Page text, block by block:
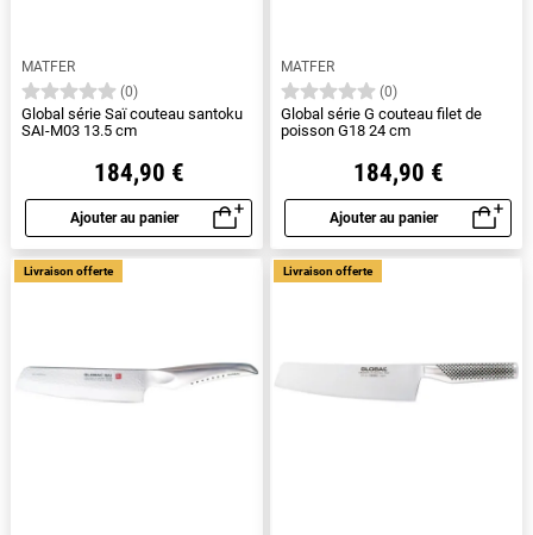
MATFER
(0)
Global série Saï couteau santoku
SAI-M03 13.5 cm
184,90 €
Ajouter au panier
Aperçu rapide
MATFER
(0)
Global série G couteau filet de
poisson G18 24 cm
184,90 €
Ajouter au panier
Aperçu rapide
Livraison offerte Livraison offerte